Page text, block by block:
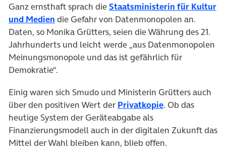
Ganz ernsthaft sprach dieStaatsministerin für Kultur
und Medien die Gefahr von Datenmonopolen an.
Daten, so Monika Grütters, seien die Währung des 21.
Jahrhunderts und leicht werde „aus Datenmonopolen
Meinungsmonopole und das ist gefährlich für
Demokratie“.
Einig waren sich Smudo und Ministerin Grütters auch
über den positiven Wert der Privatkopie. Ob das
heutige System der Geräteabgabe als
Finanzierungsmodell auch in der digitalen Zukunft das
Mittel der Wahl bleiben kann, blieb offen.